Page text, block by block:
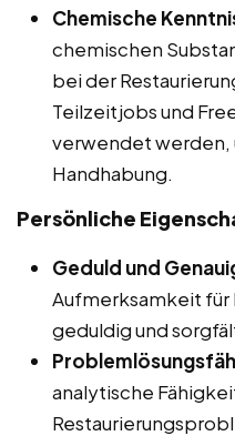
Chemische
chemischen
bei der
Teilzeitjobs und
verwendet werden,
Handhabung.
Persönliche
Geduld und
Aufmerksamkeit für
geduldig und
analytische